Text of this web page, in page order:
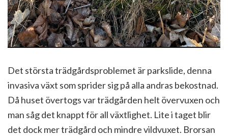
Det största trädgårdsproblemet är parkslide, denna
invasiva växt som sprider sig på alla andras bekostnad.
Då huset övertogs var trädgården helt övervuxen och
man såg det knappt för all växtlighet. Lite i taget blir
det dock mer trädgård och mindre vildvuxet. Brorsan